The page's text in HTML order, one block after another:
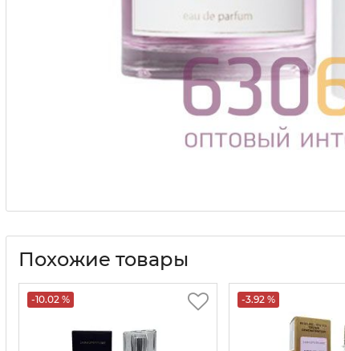
Похожие товары
-10.02 % -3.92 %